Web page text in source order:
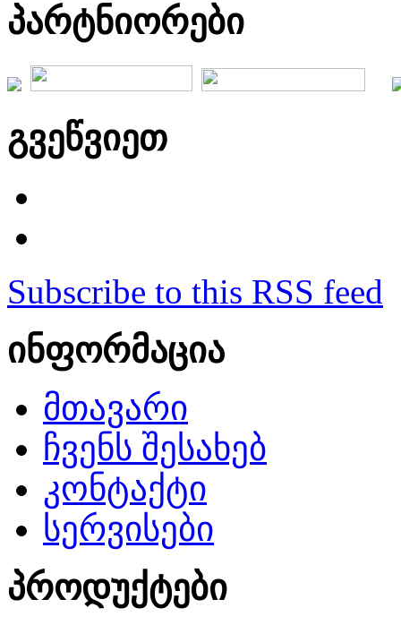
პარტნიორები
გვეწვიეთ
Subscribe to this RSS feed
ინფორმაცია
მთავარი
ჩვენს შესახებ
კონტაქტი
სერვისები
პროდუქტები